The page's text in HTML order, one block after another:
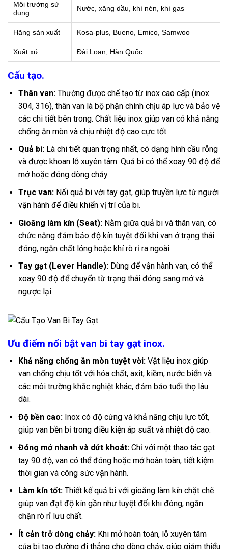
Môi trường sử
dụng
Nước, xăng dầu, khí nén, khí gas
Hãng sản xuất Kosa-plus, Bueno, Emico, Samwoo
Xuất xứ Đài Loan, Hàn Quốc
Cấu tạo.
Thân van:Thường được chế tạo từ inox cao cấp (inox
304, 316), thân van là bộ phận chính chịu áp lực và bảo vệ
các chi tiết bên trong. Chất liệu inox giúp van có khả năng
chống ăn mòn và chịu nhiệt độ cao cực tốt.
Quả bi:Là chi tiết quan trọng nhất, có dạng hình cầu rỗng
và được khoan lỗ xuyên tâm. Quả bi có thể xoay 90 độ để
mở hoặc đóng dòng chảy.
Trục van:Nối quả bi với tay gạt, giúp truyền lực từ người
vận hành để điều khiển vị trí của bi.
Gioăng làm kín (Seat):Nằm giữa quả bi và thân van, có
chức năng đảm bảo độ kín tuyệt đối khi van ở trạng thái
đóng, ngăn chất lỏng hoặc khí rò rỉ ra ngoài.
Tay gạt (Lever Handle):Dùng để vận hành van, có thể
xoay 90 độ để chuyển từ trạng thái đóng sang mở và
ngược lại.
Ưu điểm nổi bật van bi tay gạt inox.
Khả năng chống ăn mòn tuyệt vời:Vật liệu inox giúp
van chống chịu tốt với hóa chất, axit, kiềm, nước biển và
các môi trường khắc nghiệt khác, đảm bảo tuổi thọ lâu
dài.
Độ bền cao:Inox có độ cứng và khả năng chịu lực tốt,
giúp van bền bỉ trong điều kiện áp suất và nhiệt độ cao.
Đóng mở nhanh và dứt khoát:Chỉ với một thao tác gạt
tay 90 độ, van có thể đóng hoặc mở hoàn toàn, tiết kiệm
thời gian và công sức vận hành.
Làm kín tốt:Thiết kế quả bi với gioăng làm kín chặt chẽ
giúp van đạt độ kín gần như tuyệt đối khi đóng, ngăn
chặn rò rỉ lưu chất.
Ít cản trở dòng chảy:Khi mở hoàn toàn, lỗ xuyên tâm
của bi tạo đường đi thẳng cho dòng chảy, giúp giảm thiểu